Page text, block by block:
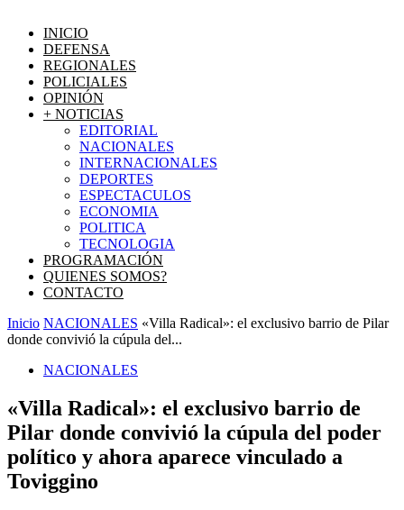
INICIO
DEFENSA
REGIONALES
POLICIALES
OPINIÓN
+ NOTICIAS
EDITORIAL
NACIONALES
INTERNACIONALES
DEPORTES
ESPECTACULOS
ECONOMIA
POLITICA
TECNOLOGIA
PROGRAMACIÓN
QUIENES SOMOS?
CONTACTO
Inicio NACIONALES «Villa Radical»: el exclusivo barrio de Pilar
donde convivió la cúpula del...
NACIONALES
«Villa Radical»: el exclusivo barrio de
Pilar donde convivió la cúpula del poder
político y ahora aparece vinculado a
Toviggino